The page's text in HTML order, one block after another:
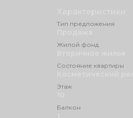
Тип предложения
Жилой фонд
Состояние квартиры
Этаж
Балкон